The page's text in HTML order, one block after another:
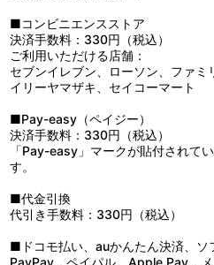
■コンビニエンスストア
決済手数料：330円（税込）
ご利用いただける店舗：
セブンイレブン、ローソン、ファ
イリーヤマザキ、セイコーマート
■Pay-easy（ペイジー）
決済手数料：330円（税込）
「Pay-easy」マークが貼付されて
す。
■代金引換
代引き手数料：330円（税込）
■ドコモ払い、auかんたん決済、ソ
PayPay、ペイパル、Apple Pay、